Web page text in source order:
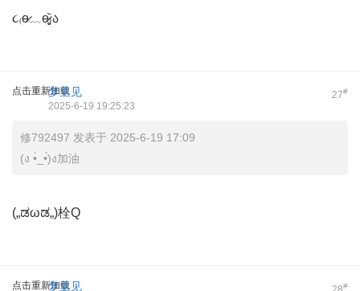
૮₍ɵ̷﹏ɵ̷̥̥᷅₎ა
点击重新加载 27#
梦里见
2025-6-19 19:25:23
修792497 发表于 2025-6-19 17:09
(ง •̀_•́)ง加油
(„ಡωಡ„)栓Q
点击重新加载 #
梦里见